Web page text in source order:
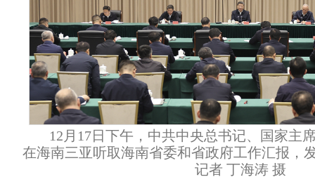
12月17日下午，中共中央总书记、国家主
在海南三亚听取海南省委和省政府工作汇报，
记者 丁海涛 摄